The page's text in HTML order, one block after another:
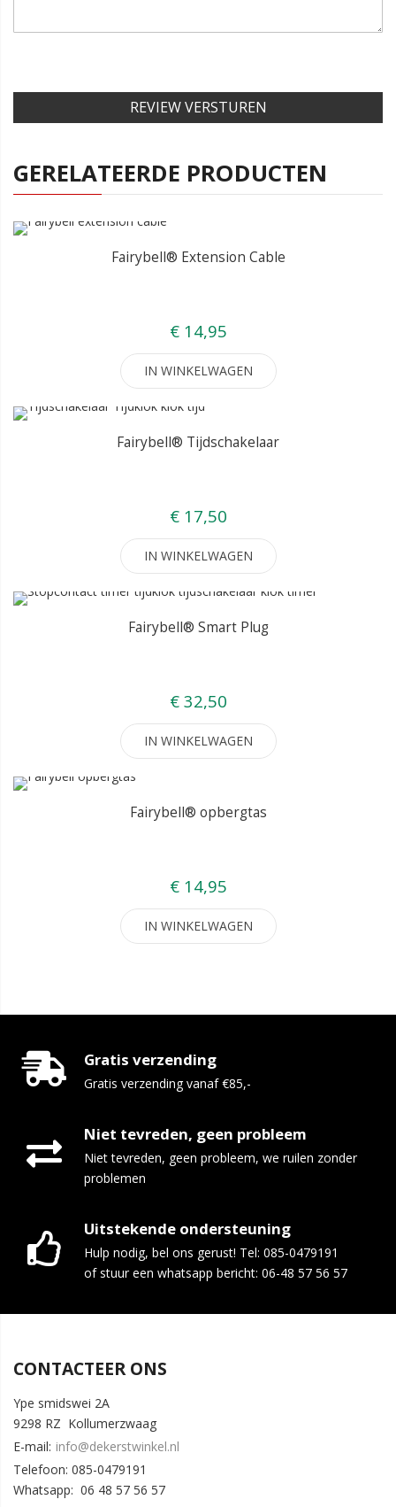
REVIEW VERSTUREN
GERELATEERDE PRODUCTEN
Fairybell® Extension Cable
€ 14,95
IN WINKELWAGEN
Fairybell® Tijdschakelaar
€ 17,50
IN WINKELWAGEN
Fairybell® Smart Plug
€ 32,50
IN WINKELWAGEN
Fairybell® opbergtas
€ 14,95
IN WINKELWAGEN
Gratis verzending
Gratis verzending vanaf €85,-
Niet tevreden, geen probleem
Niet tevreden, geen probleem, we ruilen zonder
problemen
Uitstekende ondersteuning
Hulp nodig, bel ons gerust! Tel: 085-0479191
of stuur een whatsapp bericht: 06-48 57 56 57
CONTACTEER ONS
Ype smidswei 2A
9298 RZ Kollumerzwaag
E-mail: info@dekerstwinkel.nl
Telefoon: 085-0479191
Whatsapp: 06 48 57 56 57